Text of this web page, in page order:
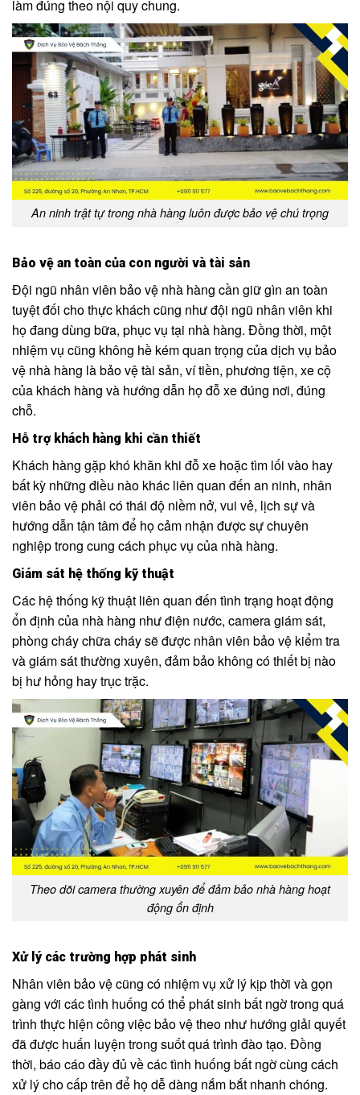
làm đúng theo nội quy chung.
An ninh trật tự trong nhà hàng luôn được bảo vệ chú trọng
Bảo vệ an toàn của con người và tài sản
Đội ngũ nhân viên bảo vệ nhà hàng cần giữ gìn an toàn
tuyệt đối cho thực khách cũng như đội ngũ nhân viên khi
họ đang dùng bữa, phục vụ tại nhà hàng. Đồng thời, một
nhiệm vụ cũng không hề kém quan trọng của dịch vụ bảo
vệ nhà hàng là bảo vệ tài sản, ví tiền, phương tiện, xe cộ
của khách hàng và hướng dẫn họ đỗ xe đúng nơi, đúng
chỗ.
Hỗ trợ khách hàng khi cần thiết
Khách hàng gặp khó khăn khi đỗ xe hoặc tìm lối vào hay
bất kỳ những điều nào khác liên quan đến an ninh, nhân
viên bảo vệ phải có thái độ niềm nở, vui vẻ, lịch sự và
hướng dẫn tận tâm để họ cảm nhận được sự chuyên
nghiệp trong cung cách phục vụ của nhà hàng.
Giám sát hệ thống kỹ thuật
Các hệ thống kỹ thuật liên quan đến tình trạng hoạt động
ổn định của nhà hàng như điện nước, camera giám sát,
phòng cháy chữa cháy sẽ được nhân viên bảo vệ kiểm tra
và giám sát thường xuyên, đảm bảo không có thiết bị nào
bị hư hỏng hay trục trặc.
Theo dõi camera thường xuyên để đảm bảo nhà hàng hoạt
động ổn định
Xử lý các trường hợp phát sinh
Nhân viên bảo vệ cũng có nhiệm vụ xử lý kịp thời và gọn
gàng với các tình huống có thể phát sinh bất ngờ trong quá
trình thực hiện công việc bảo vệ theo như hướng giải quyết
đã được huấn luyện trong suốt quá trình đào tạo. Đồng
thời, báo cáo đầy đủ về các tình huống bất ngờ cùng cách
xử lý cho cấp trên để họ dễ dàng nắm bắt nhanh chóng.